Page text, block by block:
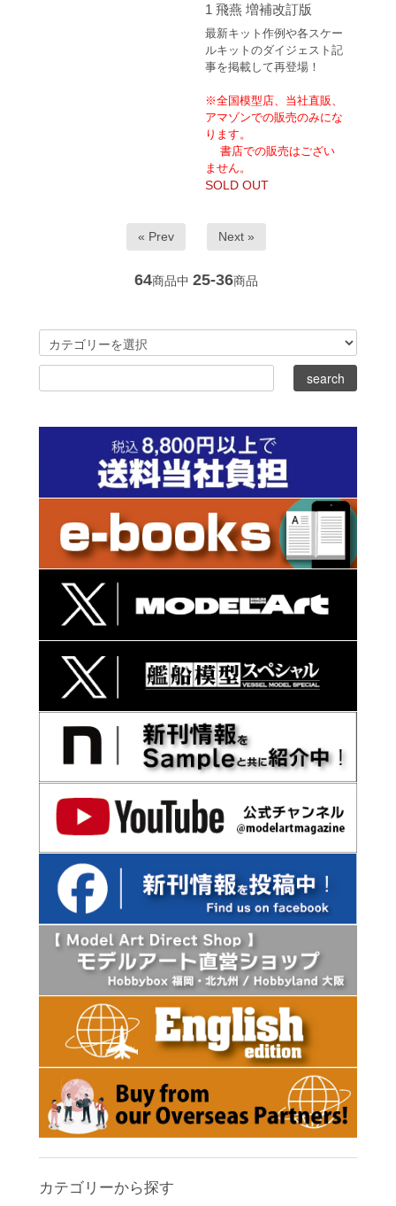
1 飛燕 増補改訂版
最新キット作例や各スケー
ルキットのダイジェスト記
事を掲載して再登場！
※全国模型店、当社直販、
アマゾンでの販売のみにな
ります。
書店での販売はござい
ません。
SOLD OUT
« Prev Next »
64商品中 25-36商品
カテゴリーから探す